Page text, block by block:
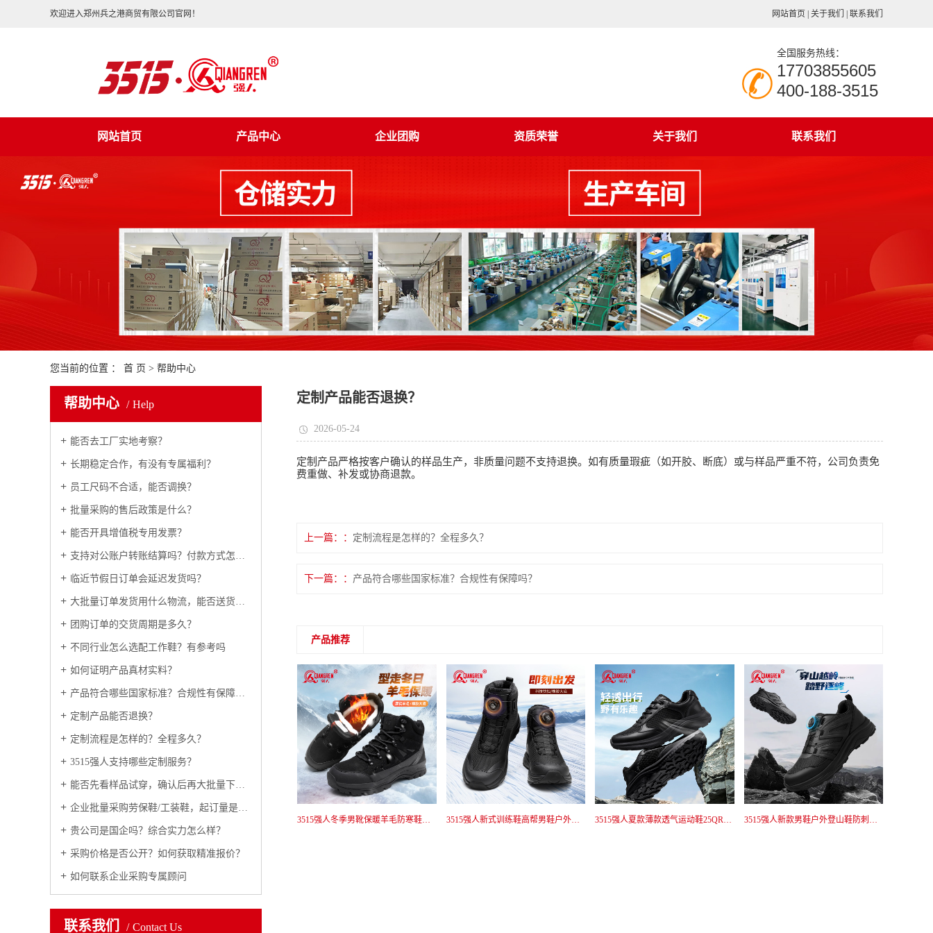
欢迎进入郑州兵之港商贸有限公司官网！ 网站首页 关于我们 联系我们
全国服务热线：
17703855605
400-188-3515
网站首页 产品中心 企业团购 资质荣誉 关于我们 联系我们
您当前的位置 ： 首 页 > 帮助中心
帮助中心 Help
能否去工厂实地考察？
长期稳定合作，有没有专属福利？
员工尺码不合适，能否调换？
批量采购的售后政策是什么？
能否开具增值税专用发票？
支持对公账户转账结算吗？付款方式怎么约定？
临近节假日订单会延迟发货吗？
大批量订单发货用什么物流，能否送货上门？
团购订单的交货周期是多久？
不同行业怎么选配工作鞋？有参考吗
如何证明产品真材实料？
产品符合哪些国家标准？合规性有保障吗？
定制产品能否退换？
定制流程是怎样的？全程多久？
3515强人支持哪些定制服务？
能否先看样品试穿，确认后再大批量下单？
企业批量采购劳保鞋/工装鞋，起订量是多少？
贵公司是国企吗？综合实力怎么样？
采购价格是否公开？如何获取精准报价？
如何联系企业采购专属顾问
联系我们 Contact Us
定制产品能否退换？
2026-05-24
定制产品严格按客户确认的样品生产，非质量问题不支持退换。如有质量瑕疵（如开胶、断底）或与样品严重不符，公司负责免
费重做、补发或协商退款。
上一篇： 定制流程是怎样的？全程多久？
下一篇： 产品符合哪些国家标准？合规性有保障吗？
产品推荐
3515强人冬季男靴保暖羊毛防寒鞋户外雪地靴高帮加厚执勤鞋厚底鞋 JC6-BC127 3515强人新式训练鞋高帮男鞋户外防刺穿战术鞋短靴黑色耐磨免系带 511-090GM